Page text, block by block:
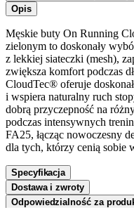
Opis
Męskie buty On Running
zielonym to doskonały
z lekkiej siateczki (mesh),
zwiększa komfort podczas
CloudTec® oferuje
i wspiera naturalny ruch
dobrą przyczepność na
podczas intensywnych
FA25, łącząc nowoczesny
dla tych, którzy cenią sobie
Specyfikacja
Dostawa i zwroty
Odpowiedzialność za